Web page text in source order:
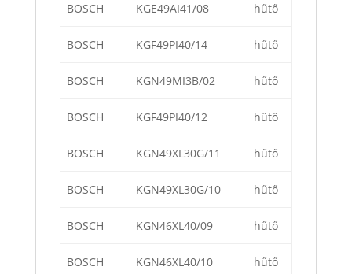
BOSCH KGE49AI41/08 hűtő
BOSCH KGF49PI40/14 hűtő
BOSCH KGN49MI3B/02 hűtő
BOSCH KGF49PI40/12 hűtő
BOSCH KGN49XL30G/11 hűtő
BOSCH KGN49XL30G/10 hűtő
BOSCH KGN46XL40/09 hűtő
BOSCH KGN46XL40/10 hűtő